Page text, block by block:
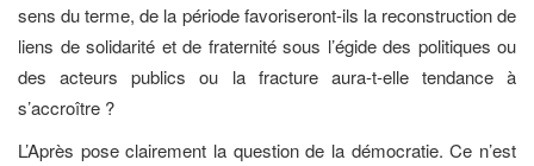
sens du terme, de la période favoriseront-ils la reconstruction de
liens de solidarité et de fraternité sous l’égide des politiques ou
des acteurs publics ou la fracture aura-t-elle tendance à
s’accroître ?
L’Après pose clairement la question de la démocratie. Ce n’est